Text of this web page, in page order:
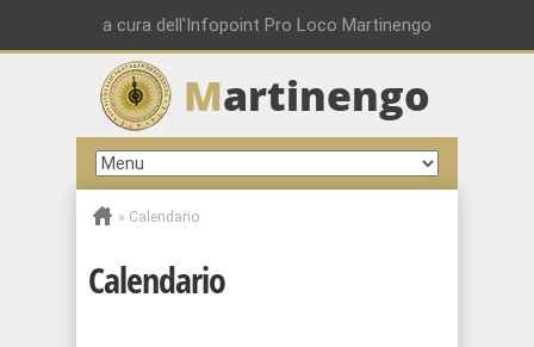
a cura dell'Infopoint Pro Loco Martinengo
Martinengo
» Calendario
Calendario